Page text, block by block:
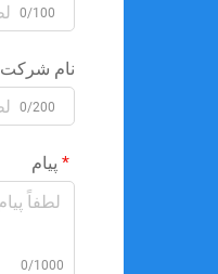
0/100
نام شرکت
0/200
پیام
0/1000